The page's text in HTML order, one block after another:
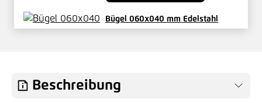
Bügel 060x040 mm Edelstahl
Beschreibung